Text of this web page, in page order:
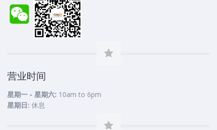
营业时间
星期一 - 星期六: 10am to 6pm
星期日: 休息